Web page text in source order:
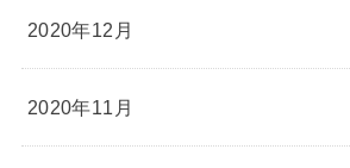
2020年12月
2020年11月